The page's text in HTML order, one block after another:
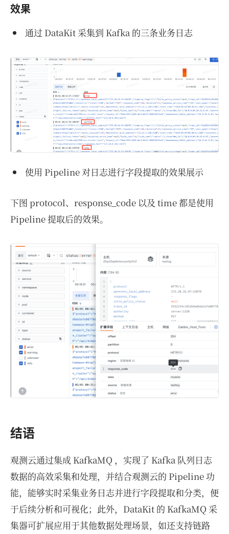
效果
通过 DataKit 采集到 Kafka 的三条业务日志
使用 Pipeline 对日志进行字段提取的效果展示
下图 protocol、response_code 以及 time 都是使用
Pipeline 提取后的效果。
结语
观测云通过集成 KafkaMQ ，实现了 Kafka 队列日志
数据的高效采集和处理，并结合观测云的 Pipeline 功
能，能够实时采集业务日志并进行字段提取和分类，便
于后续分析和可视化；此外，DataKit 的 KafkaMQ 采
集器可扩展应用于其他数据处理场景，如还支持链路